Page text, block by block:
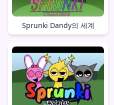
Sprunki Dandy의 세계